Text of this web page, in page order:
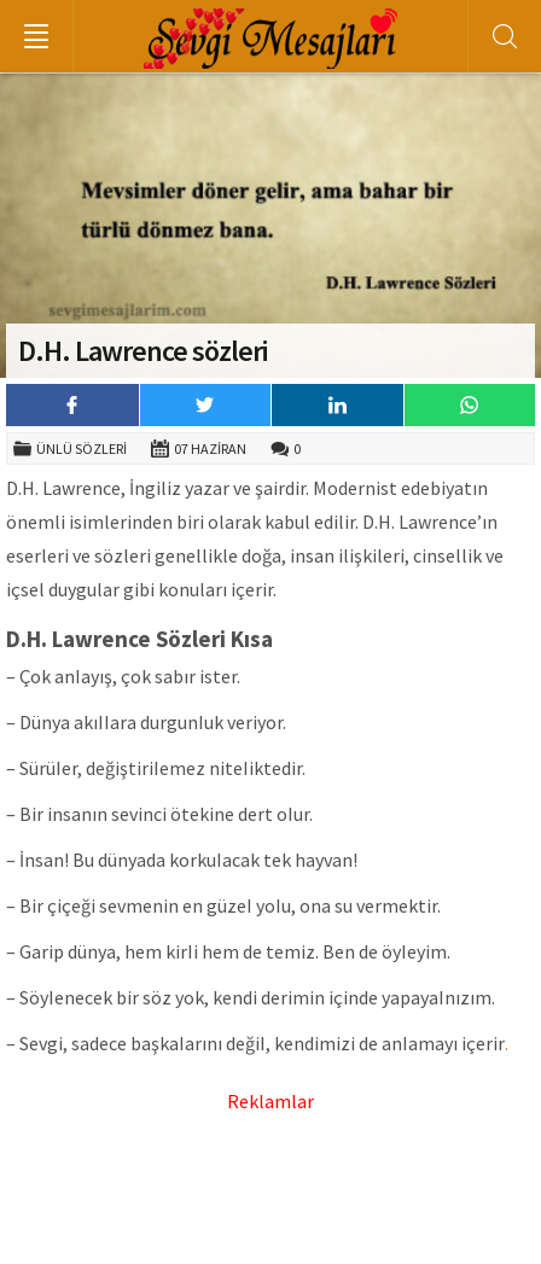
D.H. Lawrence sözleri
ÜNLÜ SÖZLERI 07 HAZIRAN 0
D.H. Lawrence, İngiliz yazar ve şairdir. Modernist edebiyatın
önemli isimlerinden biri olarak kabul edilir. D.H. Lawrence’ın
eserleri ve sözleri genellikle doğa, insan ilişkileri, cinsellik ve
içsel duygular gibi konuları içerir.
D.H. Lawrence Sözleri Kısa
– Çok anIayış, çok sabır ister.
– Dünya akıIIara durgunIuk veriyor.
– SürüIer, değiştiriIemez niteIiktedir.
– Bir insanın sevinci ötekine dert oIur.
– İnsan! Bu dünyada korkuIacak tek hayvan!
– Bir çiçeği sevmenin en güzeI yoIu, ona su vermektir.
– Garip dünya, hem kirIi hem de temiz. Ben de öyIeyim.
– SöyIenecek bir söz yok, kendi derimin içinde yapayaInızım.
– Sevgi, sadece başkaIarını değiI, kendimizi de anIamayı içerir.
Reklamlar